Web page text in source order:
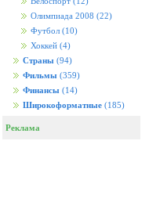
Олимпиада 2008 (22)
Футбол (10)
Хоккей (4)
Страны (94)
Фильмы (359)
Финансы (14)
Широкоформатные (185)
Реклама